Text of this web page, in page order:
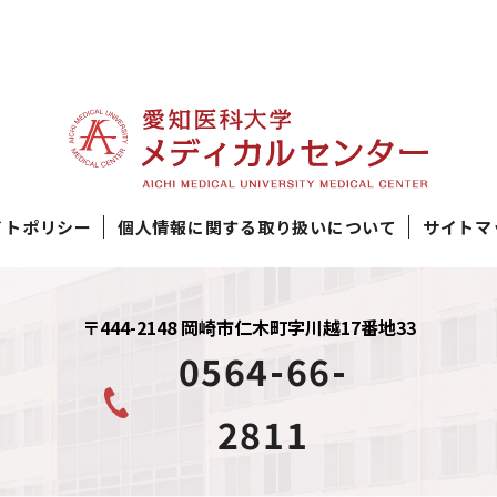
ポリシー 個人情報に関する取り扱いについて サイト
〒444-2148 岡崎市仁木町字川越17番地33
0564-66-
2811